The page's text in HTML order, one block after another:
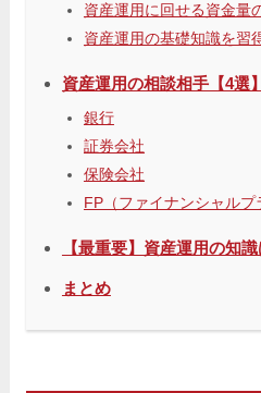
資産運用に回せる資金量
資産運用の基礎知識を習
資産運用の相談相手【4選】
銀行
証券会社
保険会社
FP（ファイナンシャルプ
【最重要】資産運用の知
まとめ